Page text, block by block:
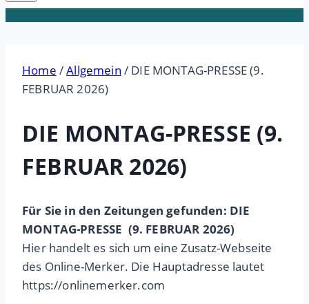
Home /Allgemein / DIE MONTAG-PRESSE (9.
FEBRUAR 2026)
DIE MONTAG-PRESSE (9.
FEBRUAR 2026)
Für Sie in den Zeitungen gefunden: DIE
MONTAG-PRESSE (9. FEBRUAR 2026)
Hier handelt es sich um eine Zusatz-Webseite
des Online-Merker. Die Hauptadresse lautet
https://onlinemerker.com